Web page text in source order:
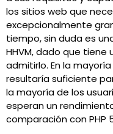
los sitios web que
excepcionalmente
tiempo, sin duda es
HHVM, dado que
admitirlo. En la
resultaría suficiente
la mayoría de los
esperan un
comparación con PHP